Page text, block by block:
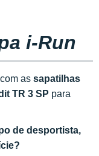
i-Run
com as sapatilhas
TR 3 SP para
de desportista,